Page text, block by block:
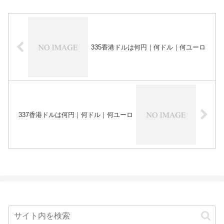
335香港ドルは何円｜何ドル｜何ユーロ
337香港ドルは何円｜何ドル｜何ユーロ